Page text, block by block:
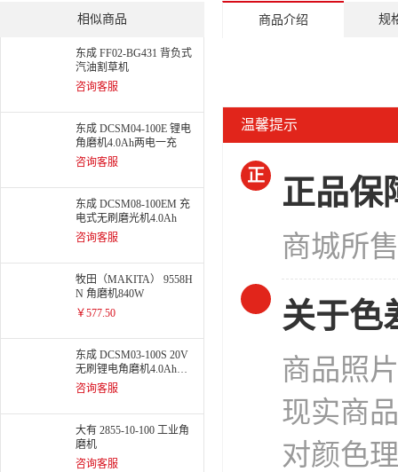
相似商品
东成 FF02-BG431 背负式
汽油割草机
咨询客服
东成 DCSM04-100E 锂电
角磨机4.0Ah两电一充
咨询客服
东成 DCSM08-100EM 充
电式无刷磨光机4.0Ah
咨询客服
牧田（MAKITA） 9558H
N 角磨机840W
￥577.50
东成 DCSM03-100S 20V
无刷锂电角磨机4.0Ah两
电一充-把（停产））
咨询客服
大有 2855-10-100 工业角
磨机
咨询客服
商品介绍 规
温馨提示
正 正品保
商城所
关于色
商品照
现实商
对颜色